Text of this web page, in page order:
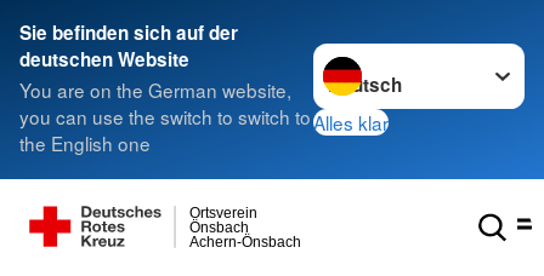
Sie befinden sich auf der
deutschen Website
You are on the German website,
you can use the switch to switch to
the English one
Sprache wechseln zu
Alles klar
Achern-Önsbach
Önsbach
Ortsverein